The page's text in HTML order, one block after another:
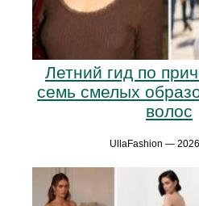
Летний гид по
семь смелых
волос
UllaFashion —